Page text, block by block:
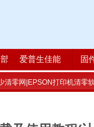
版 爱普生佳能 固
清零网|EPSON打印机清零